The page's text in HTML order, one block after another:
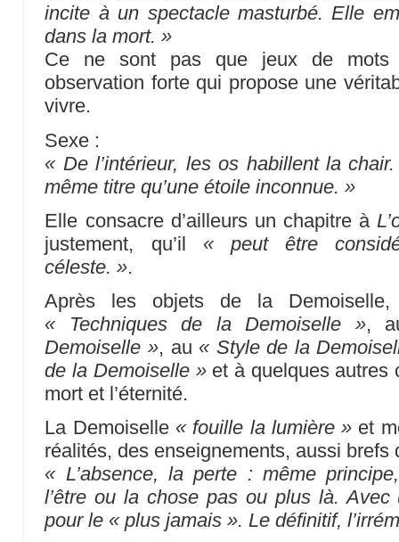
incite à un spectacle masturbé. Elle
dans la mort. »
Ce ne sont pas que jeux de mots
observation forte qui propose une
vivre.
Sexe :
« De l’intérieur, les os habillent la
même titre qu’une étoile inconnue. »
Elle consacre d’ailleurs un chapitre à
justement, qu’il « peut être
céleste. ».
Après les objets de la
« Techniques de la Demoiselle »,
Demoiselle », au « Style de la
de la Demoiselle »et à quelques autres
mort et l’éternité.
La Demoiselle « fouille la lumière » et
réalités, des enseignements, aussi brefs
« L’absence, la perte : même
l’être ou la chose pas ou plus là.
pour le « plus jamais ». Le définitif,